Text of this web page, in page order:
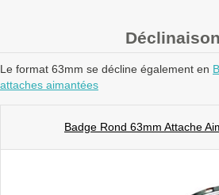
Le format 63mm se décline également en
attaches aimantées
Badge Rond 63mm Attache